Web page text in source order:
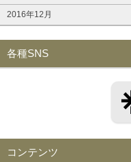
2016年12月
各種SNS
コンテンツ